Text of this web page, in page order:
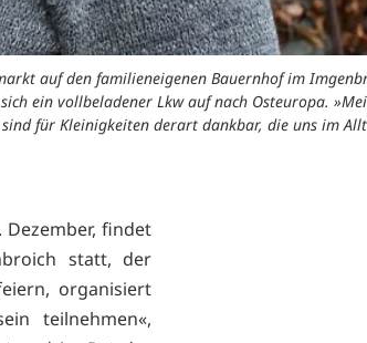
auf den familieneigenen Bauernhof im
ein vollbeladener Lkw auf nach Osteuropa.
für Kleinigkeiten derart dankbar, die uns im
findet
statt, der
organisiert
teilnehmen«,